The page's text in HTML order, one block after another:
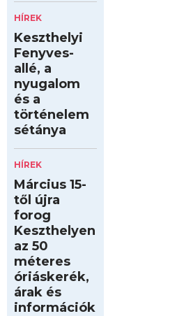
HÍREK
Keszthelyi
Fenyves-
allé, a
nyugalom
és a
történelem
sétánya
HÍREK
Március 15-
től újra
forog
Keszthelyen
az 50
méteres
óriáskerék,
árak és
információk